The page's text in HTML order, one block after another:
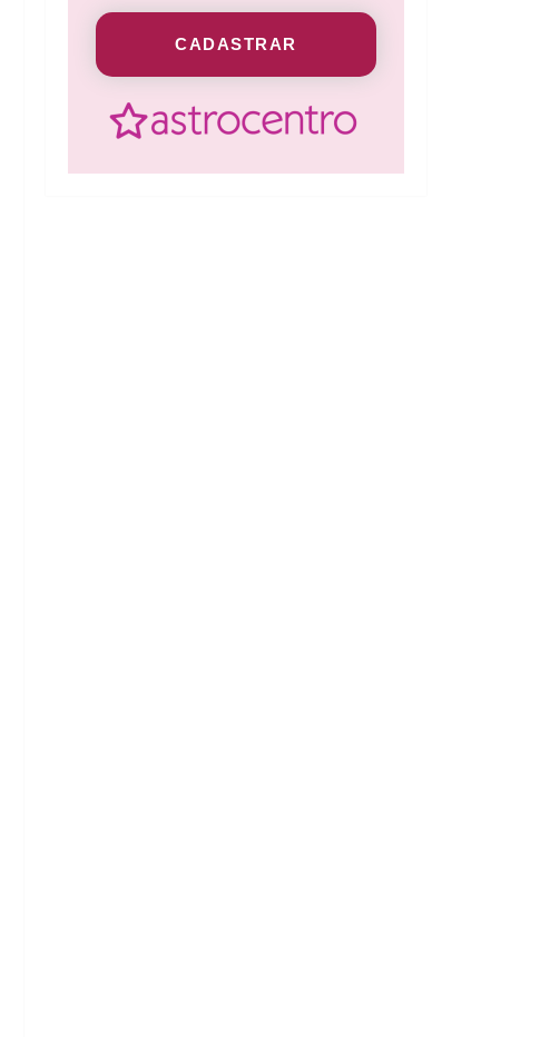
CADASTRAR